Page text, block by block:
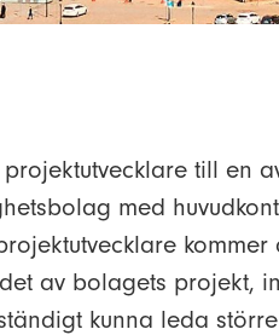
till en
med
av bolagets projekt,
kunna leda